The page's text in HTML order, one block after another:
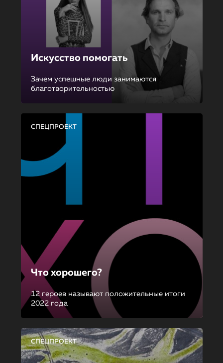
Искусство помогать
Зачем успешные люди занимаются
благотворительностью
СПЕЦПРОЕКТ
Что хорошего?
12 героев называют положительные итоги
2022 года
СПЕЦПРОЕКТ